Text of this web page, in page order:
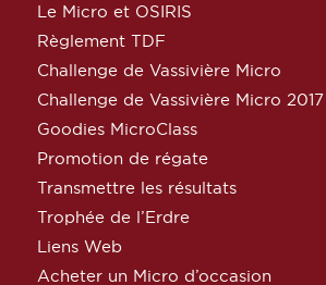
Le Micro et OSIRIS
Règlement TDF
Challenge de Vassivière Micro
Challenge de Vassivière Micro 2017
Goodies MicroClass
Promotion de régate
Transmettre les résultats
Trophée de l’Erdre
Liens Web
Acheter un Micro d’occasion